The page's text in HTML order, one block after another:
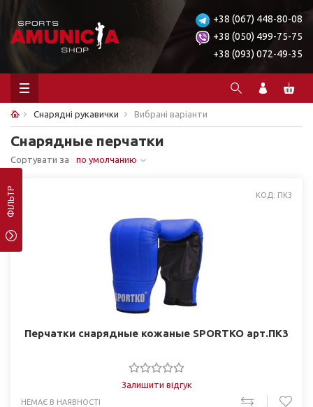
+38 (067) 448-80-08
+38 (050) 499-75-75
+38 (093) 072-49-35
Снарядні рукавички Вибрані варіанти
Снарядные перчатки
Сортувати за по умолчанию
ФІЛЬТР КОД: ПК3
Перчатки снарядные кожаные SPORTKO арт.ПК3
Залишити відгук
НЕМАЄ В НАЯВНОСТІ